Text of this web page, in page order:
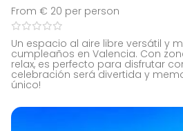
From € 20 per person
Un espacio al aire libre versátil y
cumpleaños en Valencia. Con
relax, es perfecto para disfrutar
celebración será divertida y
único!